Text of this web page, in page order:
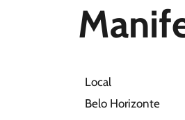
Local
Belo Horizonte